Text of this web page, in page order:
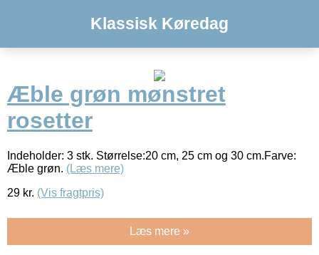
Klassisk Køredag
Æble grøn mønstret
rosetter
Indeholder: 3 stk. Størrelse:20 cm, 25 cm og 30 cm.Farve:
Æble grøn. (Læs mere)
29 kr. (Vis fragtpris)
Læs mere »